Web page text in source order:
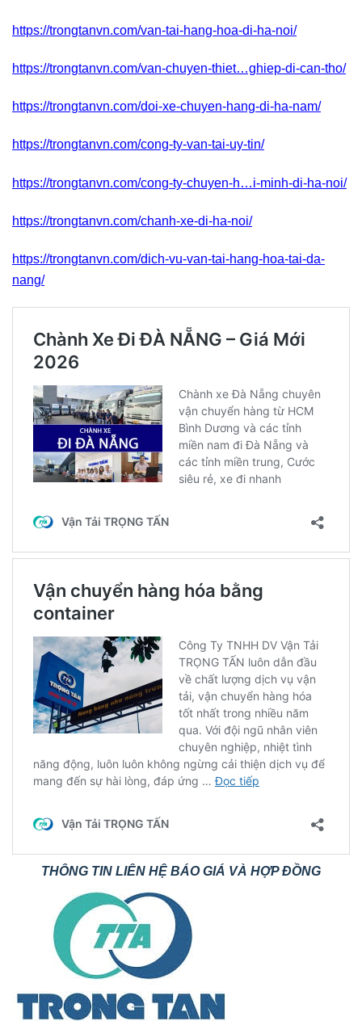
https://trongtanvn.com/van-tai-hang-hoa-di-ha-noi/
https://trongtanvn.com/van-chuyen-thiet…ghiep-di-can-tho/
https://trongtanvn.com/doi-xe-chuyen-hang-di-ha-nam/
https://trongtanvn.com/cong-ty-van-tai-uy-tin/
https://trongtanvn.com/cong-ty-chuyen-h…i-minh-di-ha-noi/
https://trongtanvn.com/chanh-xe-di-ha-noi/
https://trongtanvn.com/dich-vu-van-tai-hang-hoa-tai-da-
nang/
THÔNG TIN LIÊN HỆ BÁO GIÁ VÀ HỢP ĐỒNG